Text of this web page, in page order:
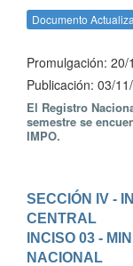
Documento
Promulgación: 20/
Publicación: 03/
El Registro
semestre se
IMPO.
SECCIÓN IV -
CENTRAL
INCISO 03 -
NACIONAL